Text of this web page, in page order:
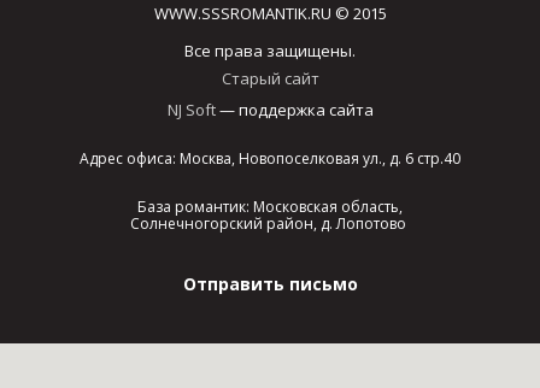
WWW.SSSROMANTIK.RU © 2015
Все права защищены.
Старый сайт
NJ Soft— поддержка сайта
Адрес офиса: Москва, Новопоселковая ул., д. 6 стр.40
База романтик: Московская область,
Солнечногорский район, д. Лопотово
Отправить письмо